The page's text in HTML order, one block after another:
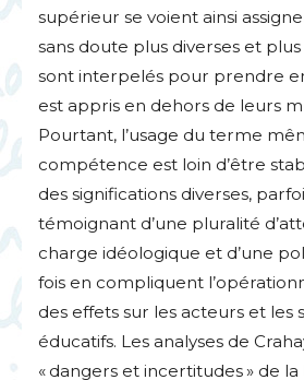
supérieur se voient ainsi
sans doute plus diverses et
sont interpelés pour prendre
est appris en dehors de leurs
Pourtant, l’usage du terme
compétence est loin d’être
des significations diverses,
témoignant d’une pluralité
charge idéologique et d’une
fois en compliquent
des effets sur les acteurs et les
éducatifs. Les analyses de
« dangers et incertitudes» de